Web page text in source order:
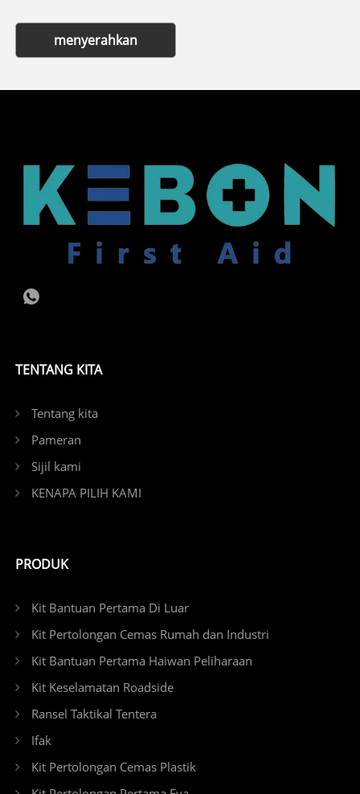
menyerahkan
TENTANG KITA
Tentang kita
Pameran
Sijil kami
KENAPA PILIH KAMI
PRODUK
Kit Bantuan Pertama Di Luar
Kit Pertolongan Cemas Rumah dan Industri
Kit Bantuan Pertama Haiwan Peliharaan
Kit Keselamatan Roadside
Ransel Taktikal Tentera
Ifak
Kit Pertolongan Cemas Plastik